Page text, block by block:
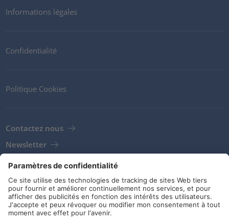
Informations légales
Confidentialité
Politique Cookies
Contactez nous
Newsletter
Clients
Fournisseurs
Conditions de stockage